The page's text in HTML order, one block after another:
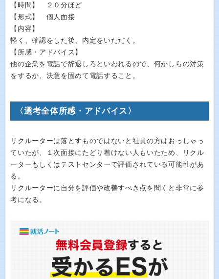
【時間】 ２０分ほど
【形式】 個人面接
【内容】
軽く、確認をした後、内定をいただく。
【所感・アドバイス】
他の企業を電話で辞退しろといわれるので、何かしらの対策
をするか、決意を固めて電話すること。
〈選考全体所感・アドバイス〉
リクルーターは落とすものではないと社員の方はおっしゃっ
ていたが、１次面接にたどり着けない人もいたため、リクル
ーターもしくはテストセンターで評価されている可能性があ
る。
リクルーターに自分を評価や改善すべき点を聞くと非常に参
考になる。